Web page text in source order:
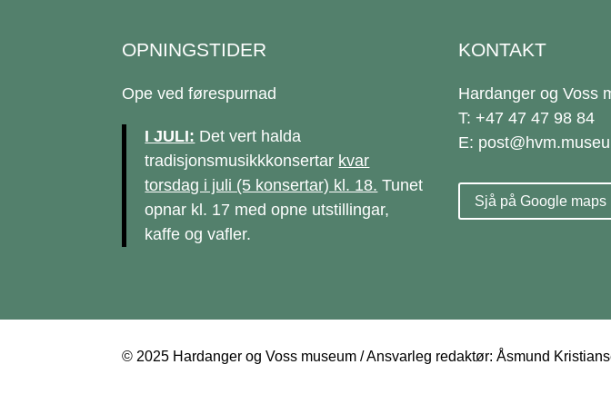
OPNINGSTIDER
Ope ved førespurnad
I JULI: Det vert halda
tradisjonsmusikkkonsertar kvar
torsdag i juli (5 konsertar) kl. 18. Tunet
opnar kl. 17 med opne utstillingar,
kaffe og vafler.
KONTAKT
Hardanger og Voss
T: +47 47 47 98 84
E:
Sjå på Google maps
© 2025 Hardanger og Voss museum / Ansvarleg redaktør: Åsmund